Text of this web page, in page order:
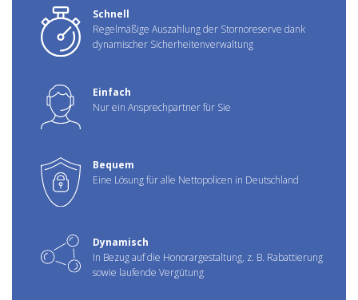
Schnell
Regelmäßige Auszahlung der Stornoreserve dank
dynamischer Sicherheitenverwaltung
Einfach
Nur ein Ansprechpartner für Sie
Bequem
Eine Lösung für alle Nettopolicen in Deutschland
Dynamisch
In Bezug auf die Honorargestaltung, z. B. Rabattierung
sowie laufende Vergütung